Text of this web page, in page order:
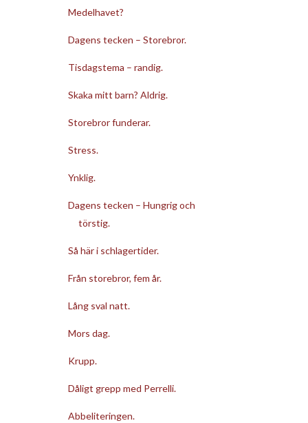
Medelhavet?
Dagens tecken – Storebror.
Tisdagstema – randig.
Skaka mitt barn? Aldrig.
Storebror funderar.
Stress.
Ynklig.
Dagens tecken – Hungrig och
törstig.
Så här i schlagertider.
Från storebror, fem år.
Lång sval natt.
Mors dag.
Krupp.
Dåligt grepp med Perrelli.
Abbeliteringen.